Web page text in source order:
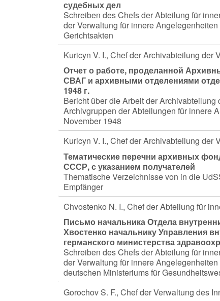
судебных дел
Schreiben des Chefs der Abteilung für
der Verwaltung für innere
Gerichtsakten
Kuricyn V. I., Chef der Archivabteilung der
Отчет о работе, проделанной
СВАГ и архивными отделениями
1948 г.
Bericht über die Arbeit der
Archivgruppen der Abteilungen für innere
November 1948
Kuricyn V. I., Chef der Archivabteilung der
Тематические перечни архивных
СССР, с указанием получателей
Thematische Verzeichnisse von in die
Empfänger
Chvostenko N. I., Chef der Abteilung für
Письмо начальника Отдела
Хвостенко начальнику Управления
германского министерства
Schreiben des Chefs der Abteilung für
der Verwaltung für innere
deutschen Ministeriums für
Gorochov S. F., Chef der Verwaltung des